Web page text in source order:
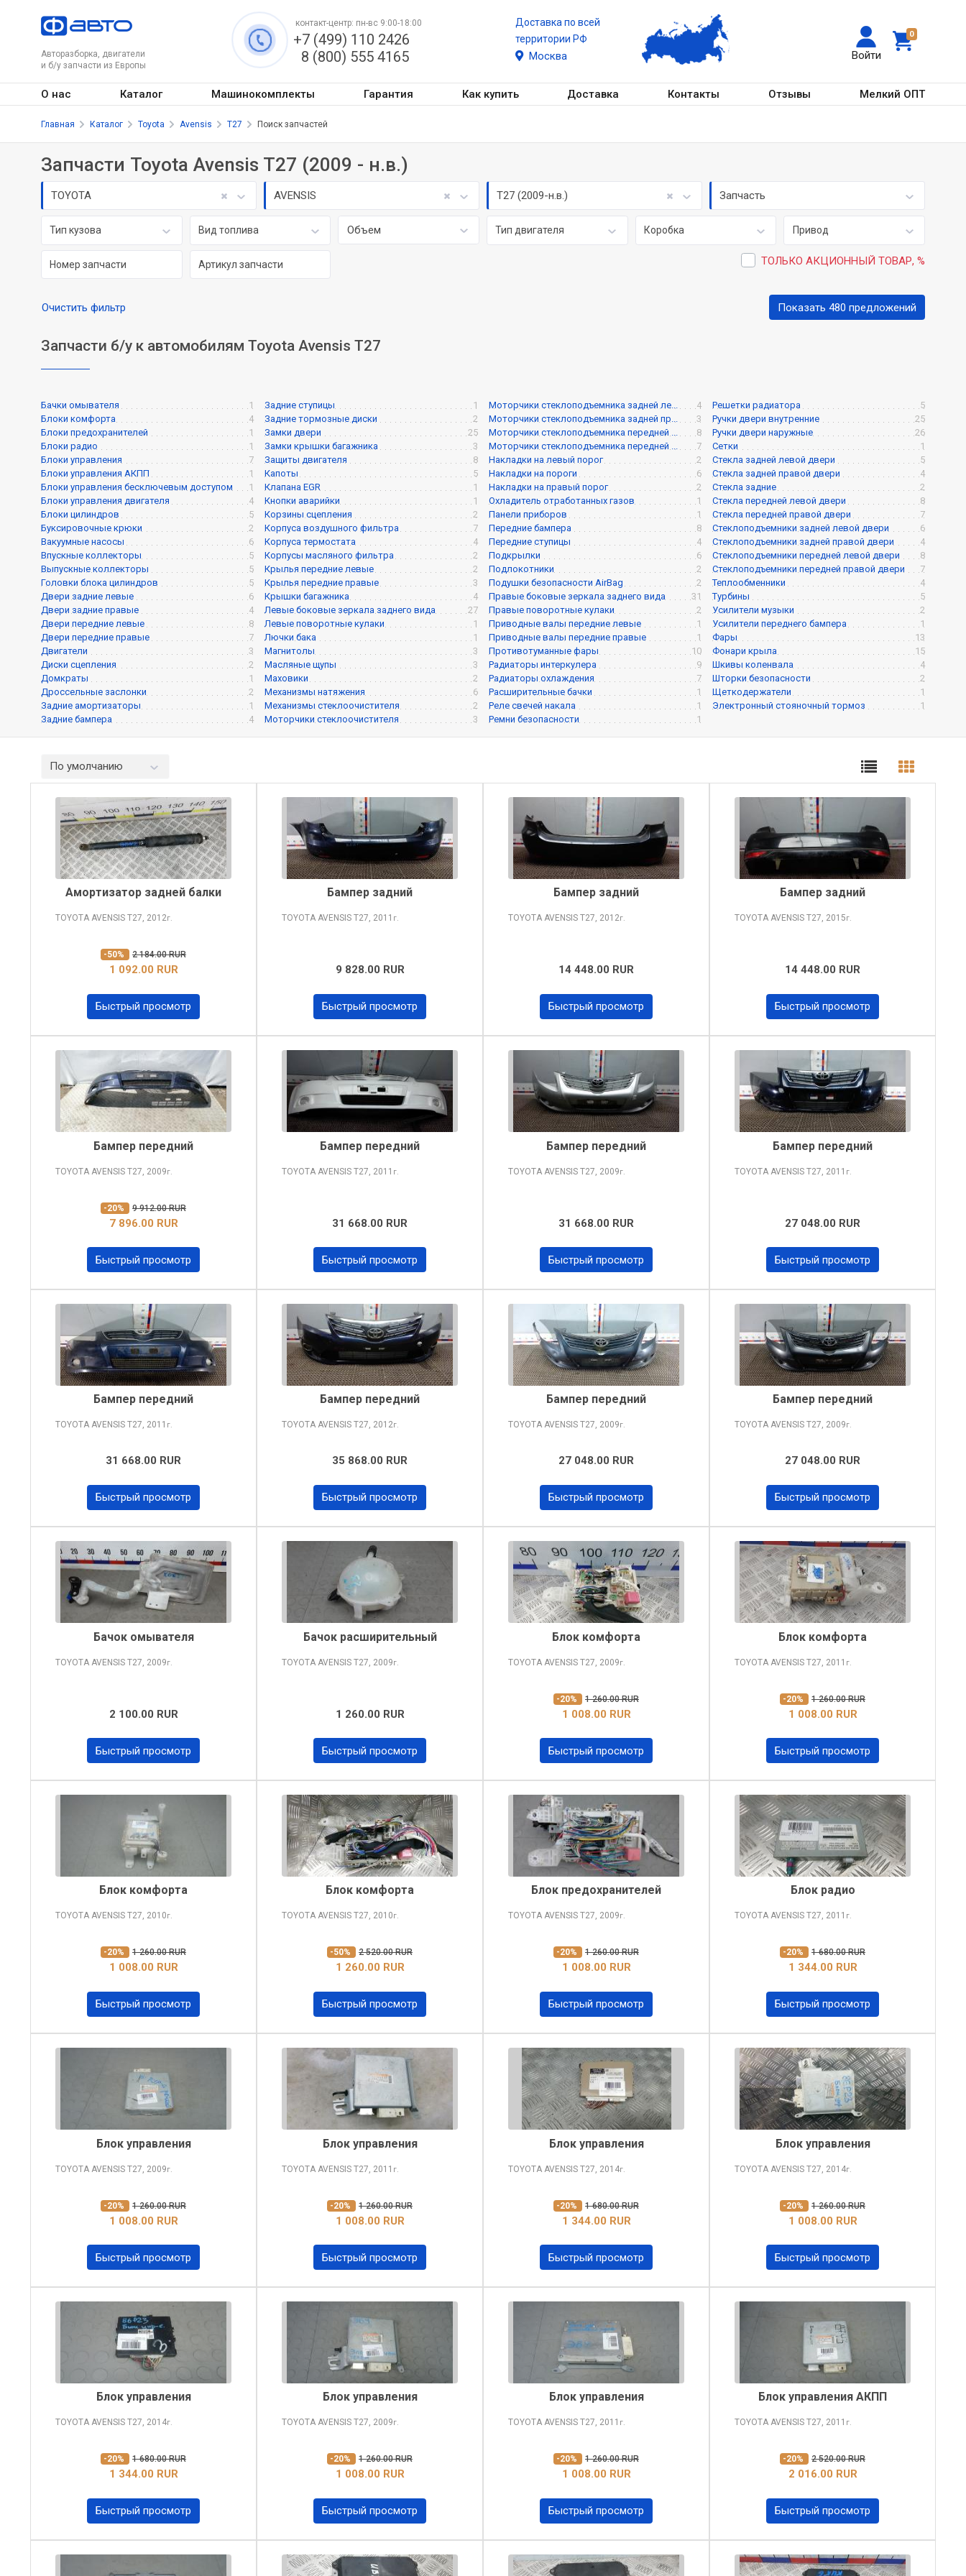
Авторазборка, двигатели
и б/у запчасти из Европы
0
Войти
контакт-центр: пн-вс 9:00-18:00
+7 (499) 110 2426
8 (800) 555 4165
Доставка по всей
территории РФ
Москва
О нас Каталог Машинокомплекты Гарантия Как купить Доставка Контакты Отзывы Мелкий ОПТ
Главная Каталог Toyota Avensis T27 Поиск запчастей
Запчасти Toyota Avensis T27 (2009 - н.в.)
TOYOTA AVENSIS T27 (2009-н.в.) Запчасть
Тип кузова Вид топлива Объем Тип двигателя Коробка Привод
ТОЛЬКО АКЦИОННЫЙ ТОВАР, %
Очистить фильтр Показать 480 предложений
Запчасти б/у к автомобилям Toyota Avensis T27
Бачки омывателя
1
Блоки комфорта
4
Блоки предохранителей
1
Блоки радио
1
Блоки управления
7
Блоки управления АКПП
1
Блоки управления бесключевым доступом
1
Блоки управления двигателя
4
Блоки цилиндров
5
Буксировочные крюки
2
Вакуумные насосы
6
Впускные коллекторы
5
Выпускные коллекторы
5
Головки блока цилиндров
5
Двери задние левые
6
Двери задние правые
4
Двери передние левые
8
Двери передние правые
7
Двигатели
3
Диски сцепления
2
Домкраты
1
Дроссельные заслонки
2
Задние амортизаторы
1
Задние бампера
4
Задние ступицы
1
Задние тормозные диски
2
Замки двери
25
Замки крышки багажника
3
Защиты двигателя
8
Капоты
5
Клапана EGR
1
Кнопки аварийки
1
Корзины сцепления
2
Корпуса воздушного фильтра
7
Корпуса термостата
4
Корпусы масляного фильтра
2
Крылья передние левые
2
Крылья передние правые
3
Крышки багажника
4
Левые боковые зеркала заднего вида
27
Левые поворотные кулаки
1
Лючки бака
1
Магнитолы
3
Масляные щупы
3
Маховики
2
Механизмы натяжения
6
Механизмы стеклоочистителя
2
Моторчики стеклоочистителя
3
Моторчики стеклоподъемника задней ле...
4
Моторчики стеклоподъемника задней пр...
3
Моторчики стеклоподъемника передней ...
8
Моторчики стеклоподъемника передней ...
7
Накладки на левый порог
2
Накладки на пороги
6
Накладки на правый порог
2
Охладитель отработанных газов
1
Панели приборов
1
Передние бампера
8
Передние ступицы
4
Подкрылки
6
Подлокотники
2
Подушки безопасности AirBag
2
Правые боковые зеркала заднего вида
31
Правые поворотные кулаки
2
Приводные валы передние левые
1
Приводные валы передние правые
1
Противотуманные фары
10
Радиаторы интеркулера
9
Радиаторы охлаждения
7
Расширительные бачки
1
Реле свечей накала
1
Ремни безопасности
1
Решетки радиатора
5
Ручки двери внутренние
25
Ручки двери наружные
26
Сетки
1
Стекла задней левой двери
5
Стекла задней правой двери
4
Стекла задние
2
Стекла передней левой двери
8
Стекла передней правой двери
7
Стеклоподъемники задней левой двери
6
Стеклоподъемники задней правой двери
4
Стеклоподъемники передней левой двери
8
Стеклоподъемники передней правой двери
7
Теплообменники
4
Турбины
5
Усилители музыки
2
Усилители переднего бампера
1
Фары
13
Фонари крыла
15
Шкивы коленвала
4
Шторки безопасности
2
Щеткодержатели
1
Электронный стояночный тормоз
1
По умолчанию
Амортизатор задней балки
TOYOTA AVENSIS T27, 2012г.
-50% 2 184.00 RUR
1 092.00 RUR
Быстрый просмотр
Бампер задний
TOYOTA AVENSIS T27, 2011 г.
9 828.00 RUR
Быстрый просмотр
Бампер задний
TOYOTA AVENSIS T27, 2012г.
14 448.00 RUR
Быстрый просмотр
Бампер задний
TOYOTA AVENSIS T27, 2015г.
14 448.00 RUR
Быстрый просмотр
Бампер передний
TOYOTA AVENSIS T27, 2009г.
-20% 9 912.00 RUR
7 896.00 RUR
Быстрый просмотр
Бампер передний
TOYOTA AVENSIS T27, 2011 г.
31 668.00 RUR
Быстрый просмотр
Бампер передний
TOYOTA AVENSIS T27, 2009г.
31 668.00 RUR
Быстрый просмотр
Бампер передний
TOYOTA AVENSIS T27, 2011 г.
27 048.00 RUR
Быстрый просмотр
Бампер передний
TOYOTA AVENSIS T27, 2011 г.
31 668.00 RUR
Быстрый просмотр
Бампер передний
TOYOTA AVENSIS T27, 2012г.
35 868.00 RUR
Быстрый просмотр
Бампер передний
TOYOTA AVENSIS T27, 2009г.
27 048.00 RUR
Быстрый просмотр
Бампер передний
TOYOTA AVENSIS T27, 2009г.
27 048.00 RUR
Быстрый просмотр
Бачок омывателя
TOYOTA AVENSIS T27, 2009г.
2 100.00 RUR
Быстрый просмотр
Бачок расширительный
TOYOTA AVENSIS T27, 2009г.
1 260.00 RUR
Быстрый просмотр
Блок комфорта
TOYOTA AVENSIS T27, 2009г.
-20% 1 260.00 RUR
1 008.00 RUR
Быстрый просмотр
Блок комфорта
TOYOTA AVENSIS T27, 2011 г.
-20% 1 260.00 RUR
1 008.00 RUR
Быстрый просмотр
Блок комфорта
TOYOTA AVENSIS T27, 2010г.
-20% 1 260.00 RUR
1 008.00 RUR
Быстрый просмотр
Блок комфорта
TOYOTA AVENSIS T27, 2010г.
-50% 2 520.00 RUR
1 260.00 RUR
Быстрый просмотр
Блок предохранителей
TOYOTA AVENSIS T27, 2009г.
-20% 1 260.00 RUR
1 008.00 RUR
Быстрый просмотр
Блок радио
TOYOTA AVENSIS T27, 2011 г.
-20% 1 680.00 RUR
1 344.00 RUR
Быстрый просмотр
Блок управления
TOYOTA AVENSIS T27, 2009г.
-20% 1 260.00 RUR
1 008.00 RUR
Быстрый просмотр
Блок управления
TOYOTA AVENSIS T27, 2011 г.
-20% 1 260.00 RUR
1 008.00 RUR
Быстрый просмотр
Блок управления
TOYOTA AVENSIS T27, 2014г.
-20% 1 680.00 RUR
1 344.00 RUR
Быстрый просмотр
Блок управления
TOYOTA AVENSIS T27, 2014г.
-20% 1 260.00 RUR
1 008.00 RUR
Быстрый просмотр
Блок управления
TOYOTA AVENSIS T27, 2014г.
-20% 1 680.00 RUR
1 344.00 RUR
Быстрый просмотр
Блок управления
TOYOTA AVENSIS T27, 2009г.
-20% 1 260.00 RUR
1 008.00 RUR
Быстрый просмотр
Блок управления
TOYOTA AVENSIS T27, 2011 г.
-20% 1 260.00 RUR
1 008.00 RUR
Быстрый просмотр
Блок управления АКПП
TOYOTA AVENSIS T27, 2011 г.
-20% 2 520.00 RUR
2 016.00 RUR
Быстрый просмотр